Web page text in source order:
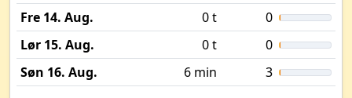
Fre 14. Aug.
0 t
0
Lør 15. Aug.
0 t
0
Søn 16. Aug.
6 min 3